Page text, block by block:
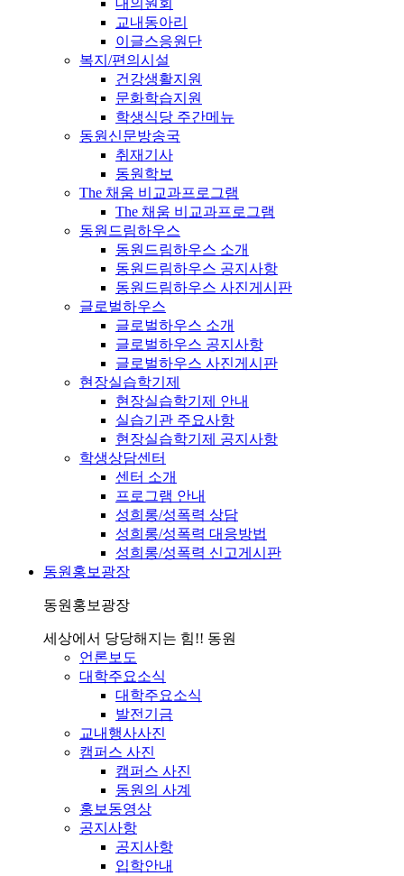
대의원회
교내동아리
이글스응원단
복지/편의시설
건강생활지원
문화학습지원
학생식당 주간메뉴
동원신문방송국
취재기사
동원학보
The 채움 비교과프로그램
The 채움 비교과프로그램
동원드림하우스
동원드림하우스 소개
동원드림하우스 공지사항
동원드림하우스 사진게시판
글로벌하우스
글로벌하우스 소개
글로벌하우스 공지사항
글로벌하우스 사진게시판
현장실습학기제
현장실습학기제 안내
실습기관 주요사항
현장실습학기제 공지사항
학생상담센터
센터 소개
프로그램 안내
성희롱/성폭력 상담
성희롱/성폭력 대응방법
성희롱/성폭력 신고게시판
동원홍보광장
동원홍보광장
세상에서 당당해지는 힘!! 동원
언론보도
대학주요소식
대학주요소식
발전기금
교내행사사진
캠퍼스 사진
캠퍼스 사진
동원의 사계
홍보동영상
공지사항
공지사항
입학안내